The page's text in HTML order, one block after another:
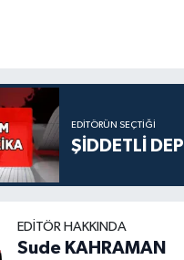
EDITÖRÜN SEÇTIĞI
ŞİDDETLİ
EDITÖR HAKKINDA
Sude KAHRAMAN